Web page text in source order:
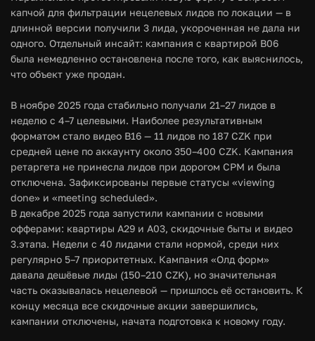
капчой для фильтрации нецелевых лидов по локации — в
длинной версии получили 3 лида, укороченная не дала ни
одного. Отдельный инсайт: кампания с квартирой В06
была немедленно остановлена после того, как выяснилось,
что объект уже продан.
В ноябре 2025 года стабильно получали 21–27 лидов в
неделю с 4–7 целевыми. Наиболее результативным
форматом стало видео В16 — 11 лидов по 187 CZK при
средней цене по аккаунту около 350–400 CZK. Кампания
ретаргета не принесла лидов при дорогом CPM и была
отключена. Зафиксированы первые статусы «viewing
done» и «meeting scheduled».
В декабре 2025 года запустили кампании с новыми
офферами: квартиры А29 и А03, скидочные быты и видео
3.этапа. Недели с 40 лидами стали нормой, среди них
регулярно 5–7 приоритетных. Кампания «Олд форм»
давала дешёвые лиды (150–210 CZK), но значительная
часть оказывалась нецелевой — пришлось её остановить. К
концу месяца все скидочные акции завершились,
кампании отключены, начата подготовка к новому году.